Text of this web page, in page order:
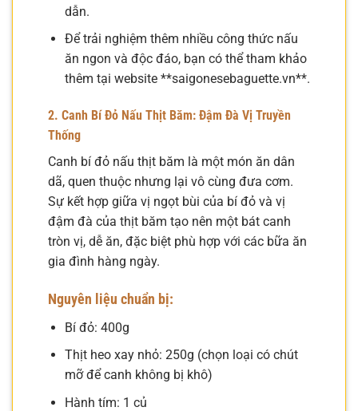
dẫn.
Để trải nghiệm thêm nhiều công thức nấu
ăn ngon và độc đáo, bạn có thể tham khảo
thêm tại website **saigonesebaguette.vn**.
2. Canh Bí Đỏ Nấu Thịt Băm: Đậm Đà Vị Truyền
Thống
Canh bí đỏ nấu thịt băm là một món ăn dân
dã, quen thuộc nhưng lại vô cùng đưa cơm.
Sự kết hợp giữa vị ngọt bùi của bí đỏ và vị
đậm đà của thịt băm tạo nên một bát canh
tròn vị, dễ ăn, đặc biệt phù hợp với các bữa ăn
gia đình hàng ngày.
Nguyên liệu chuẩn bị:
Bí đỏ: 400g
Thịt heo xay nhỏ: 250g (chọn loại có chút
mỡ để canh không bị khô)
Hành tím: 1 củ